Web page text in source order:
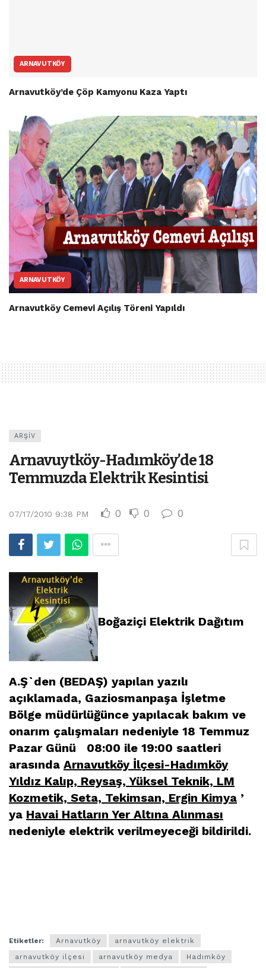
ARNAVUTKÖY
Arnavutköy’de Çöp Kamyonu Kaza Yaptı
ARNAVUTKÖY
Arnavutköy Cemevi Açılış Töreni Yapıldı
ARŞIV
Arnavuytköy-Hadımköy’de 18
Temmuzda Elektrik Kesintisi
07/17/2010 9:38 PM 0 0 0
Boğaziçi Elektrik Dağıtım
A.Ş`den (BEDAŞ) yapılan yazılı
açıklamada, Gaziosmanpaşa İşletme
Bölge müdürlüğünce yapılacak bakım ve
onarım çalışmaları nedeniyle 18 Temmuz
Pazar Günü 08:00 ile 19:00 saatleri
arasında Arnavutköy İlçesi-Hadımköy
Yıldız Kalıp, Reysaş, Yüksel Teknik, LM
Kozmetik, Seta, Tekimsan, Ergin Kimya ’
ya Havai Hatların Yer Altına Alınması
nedeniyle elektrik verilmeyeceği bildirildi.
Etiketler: Arnavutköy
arnavutköy elektrik
arnavutköy ilçesi
arnavutköy medya
Hadımköy